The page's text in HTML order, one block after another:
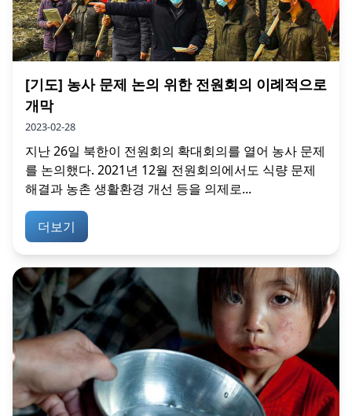
[기도] 농사 문제 논의 위한 전원회의 이례적으로
개막
2023-02-28
지난 26일 북한이 전원회의 확대회의를 열어 농사 문제
를 논의했다. 2021년 12월 전원회의에서도 식량 문제
해결과 농촌 생활환경 개선 등을 의제로...
더보기